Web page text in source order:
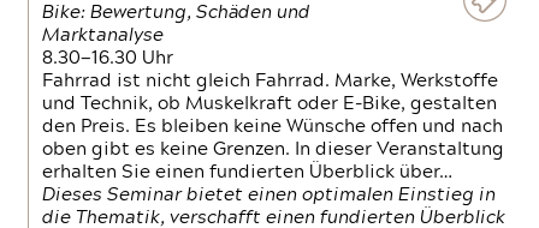
Bike: Bewertung, Schäden und
Marktanalyse
8.30—16.30 Uhr
Fahrrad ist nicht gleich Fahrrad. Marke, Werkstoffe
und Technik, ob Muskelkraft oder E-Bike, gestalten
den Preis. Es bleiben keine Wünsche offen und nach
oben gibt es keine Grenzen. In dieser Veranstaltung
erhalten Sie einen fundierten Überblick über…
Dieses Seminar bietet einen optimalen Einstieg in
die Thematik, verschafft einen fundierten Überblick